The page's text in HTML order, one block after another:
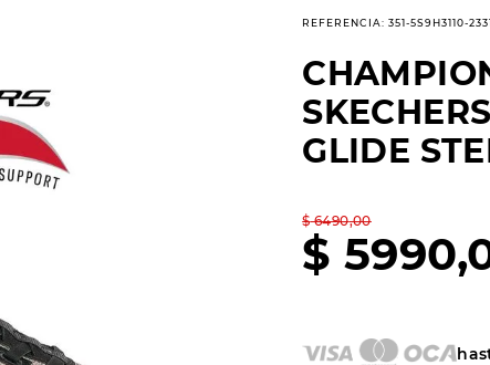
REFERENCIA:351-5S9H3110-
GLIDE
$ 6490,00
$ 5990,